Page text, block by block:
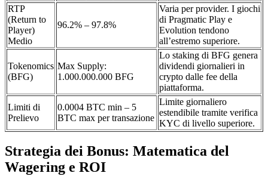
RTP
(Return to
Player)
Medio
96.2% – 97.8%
Varia per provider. I giochi
di Pragmatic Play e
Evolution tendono
all’estremo superiore.
Tokenomics
(BFG)
Max Supply:
1.000.000.000 BFG
Lo staking di BFG genera
dividendi giornalieri in
crypto dalle fee della
piattaforma.
Limiti di
Prelievo
0.0004 BTC min – 5
BTC max per transazione
Limite giornaliero
estendibile tramite verifica
KYC di livello superiore.
Strategia dei Bonus: Matematica del
Wagering e ROI